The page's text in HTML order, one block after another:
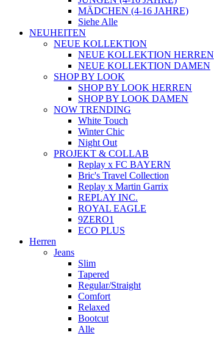
MÄDCHEN (4-16 JAHRE)
Siehe Alle
NEUHEITEN
NEUE KOLLEKTION
NEUE KOLLEKTION HERREN
NEUE KOLLEKTION DAMEN
SHOP BY LOOK
SHOP BY LOOK HERREN
SHOP BY LOOK DAMEN
NOW TRENDING
White Touch
Winter Chic
Night Out
PROJEKT & COLLAB
Replay x FC BAYERN
Bric's Travel Collection
Replay x Martin Garrix
REPLAY INC.
ROYAL EAGLE
9ZERO1
ECO PLUS
Herren
Jeans
Slim
Tapered
Regular/Straight
Comfort
Relaxed
Bootcut
Alle